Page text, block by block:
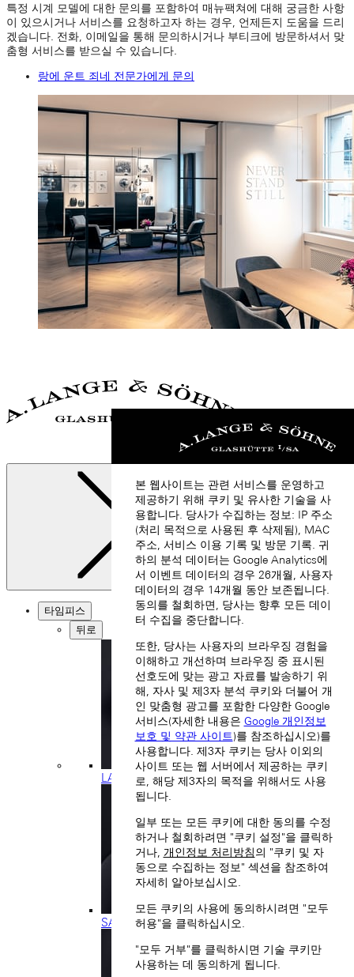
특정 시계 모델에 대한 문의를 포함하여 매뉴팩쳐에 대해 궁금한 사항
이 있으시거나 서비스를 요청하고자 하는 경우, 언제든지 도움을 드리
겠습니다. 전화, 이메일을 통해 문의하시거나 부티크에 방문하셔서 맞
춤형 서비스를 받으실 수 있습니다.
랑에 운트 죄네 전문가에게 문의
닫기
타임피스
뒤로
LANGE 1
SAXONIA
본 웹사이트는 관련 서비스를 운영하고
제공하기 위해 쿠키 및 유사한 기술을 사
용합니다. 당사가 수집하는 정보: IP 주소
(처리 목적으로 사용된 후 삭제됨), MAC
주소, 서비스 이용 기록 및 방문 기록. 귀
하의 분석 데이터는 Google Analytics에
서 이벤트 데이터의 경우 26개월, 사용자
데이터의 경우 14개월 동안 보존됩니다.
동의를 철회하면, 당사는 향후 모든 데이
터 수집을 중단합니다.
또한, 당사는 사용자의 브라우징 경험을
이해하고 개선하며 브라우징 중 표시된
선호도에 맞는 광고 자료를 발송하기 위
해, 자사 및 제3자 분석 쿠키와 더불어 개
인 맞춤형 광고를 포함한 다양한 Google
서비스(자세한 내용은 Google 개인정보
보호 및 약관 사이트)를 참조하십시오)를
사용합니다. 제3자 쿠키는 당사 이외의
사이트 또는 웹 서버에서 제공하는 쿠키
로, 해당 제3자의 목적을 위해서도 사용
됩니다.
일부 또는 모든 쿠키에 대한 동의를 수정
하거나 철회하려면 "쿠키 설정"을 클릭하
거나, 개인정보 처리방침의 "쿠키 및 자
동으로 수집하는 정보" 섹션을 참조하여
자세히 알아보십시오.
모든 쿠키의 사용에 동의하시려면 "모두
허용"을 클릭하십시오.
"모두 거부"를 클릭하시면 기술 쿠키만
사용하는 데 동의하게 됩니다.